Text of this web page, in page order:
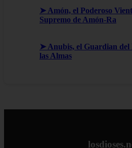
➤ Amón, el Poderoso
Supremo de Amón-Ra
➤ Anubis, el Guardian del
las Almas